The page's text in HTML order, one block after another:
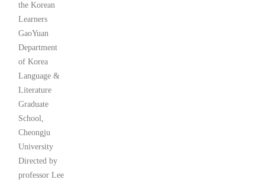
the Korean
Learners
GaoYuan
Department
of Korea
Language &
Literature
Graduate
School,
Cheongju
University
Directed by
professor Lee